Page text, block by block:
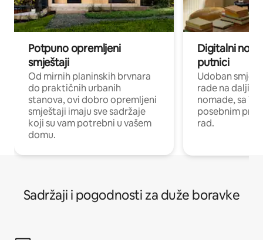
Potpuno opremljeni
smještaji
Od mirnih planinskih brvnara
do praktičnih urbanih
stanova, ovi dobro opremljeni
smještaji imaju sve sadržaje
koji su vam potrebni u vašem
domu.
Digitalni
putnici
Udoban
rade na
nomade, sa
posebnim
rad.
Sadržaji i pogodnosti za duže boravke